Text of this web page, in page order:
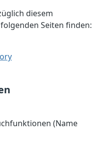
diesem
Seiten finden:
(Name